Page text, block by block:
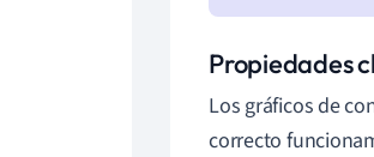
Propiedades
Los gráficos de
correcto